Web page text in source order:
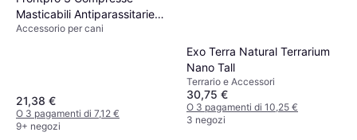
Masticabili Antiparassitarie
Pulci e Zecche 4-10kg
Accessorio per cani
21,38 €
O 3 pagamenti di 7,12 €
9+ negozi
Exo Terra Natural Terrarium
Nano Tall
Terrario e Accessori
30,75 €
O 3 pagamenti di 10,25 €
3 negozi